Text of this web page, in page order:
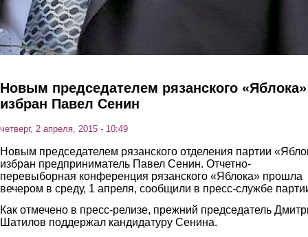
Новым председателем рязанского «Яблока»
избран Павел Сенин
четверг, 2 апреля, 2015 - 10:49
Новым председателем рязанского отделения партии
избран предприниматель Павел Сенин. Отчетно-
перевыборная конференция рязанского «Яблока» прошла
вечером в среду, 1 апреля, сообщили в пресс-службе
Как отмечено в пресс-релизе, прежний председатель
Шатилов поддержал кандидатуру Сенина.